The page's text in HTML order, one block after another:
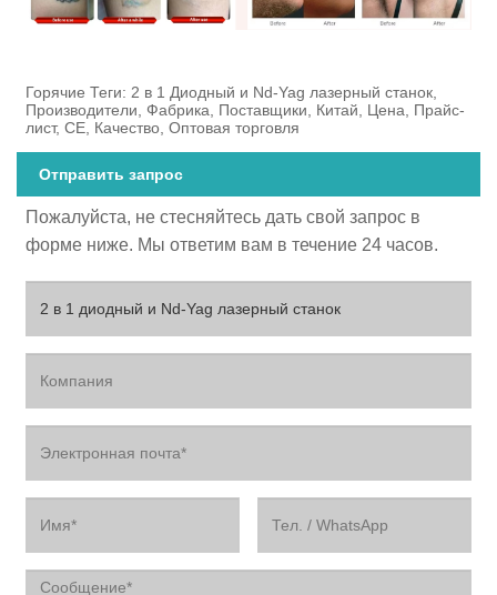
Горячие Теги: 2 в 1 Диодный и Nd-Yag лазерный станок,
Производители, Фабрика, Поставщики, Китай, Цена, Прайс-
лист, CE, Качество, Оптовая торговля
Отправить запрос
Пожалуйста, не стесняйтесь дать свой запрос в
форме ниже. Мы ответим вам в течение 24 часов.